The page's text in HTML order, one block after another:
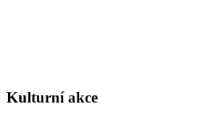
Kulturní akce